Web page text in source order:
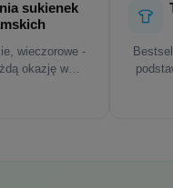
sukienek
wieczorowe -
okazję w